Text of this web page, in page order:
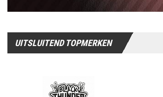
UITSLUITEND TOPMERKEN